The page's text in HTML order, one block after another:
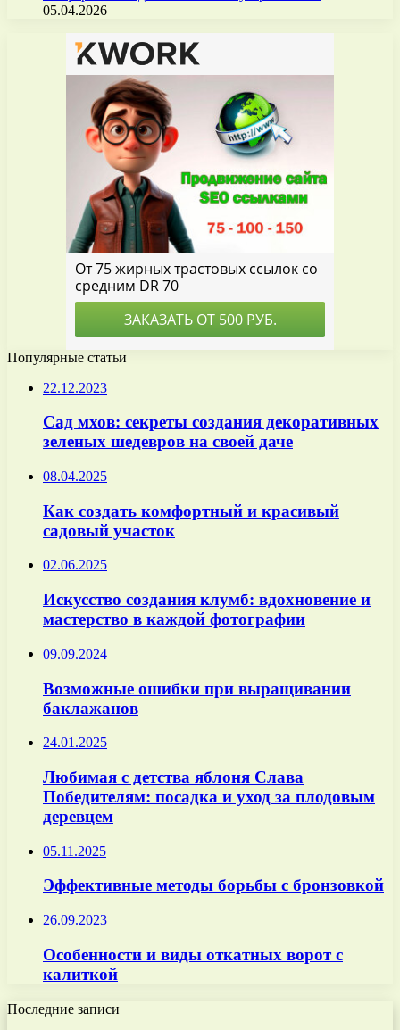
05.04.2026
Популярные статьи
22.12.2023
Сад мхов: секреты создания декоративных
зеленых шедевров на своей даче
08.04.2025
Как создать комфортный и красивый
садовый участок
02.06.2025
Искусство создания клумб: вдохновение и
мастерство в каждой фотографии
09.09.2024
Возможные ошибки при выращивании
баклажанов
24.01.2025
Любимая с детства яблоня Слава
Победителям: посадка и уход за плодовым
деревцем
05.11.2025
Эффективные методы борьбы с бронзовкой
26.09.2023
Особенности и виды откатных ворот с
калиткой
Последние записи